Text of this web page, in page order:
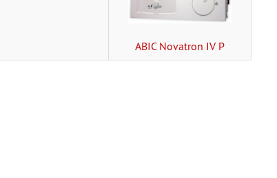
ABIC Novatron IV P